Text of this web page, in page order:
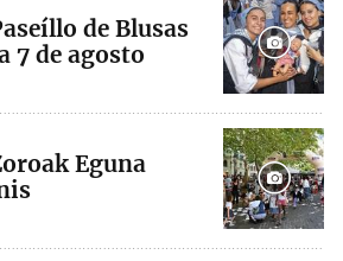
de Blusas
7 de agosto
Eguna